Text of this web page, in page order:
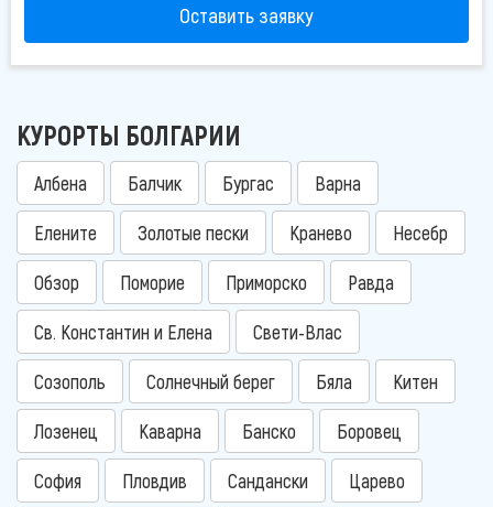
Оставить заявку
КУРОРТЫ БОЛГАРИИ
Албена Балчик Бургас Варна
Елените Золотые пески Кранево Несебр
Обзор Поморие Приморско Равда
Св. Константин и Елена Свети-Влас
Созополь Солнечный берег Бяла Китен
Лозенец Каварна Банско Боровец
София Пловдив Сандански Царево